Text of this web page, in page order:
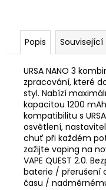
Popis Související
URSA NANO 3
zpracování, které
styl. Nabízí
kapacitou 1200
kompatibilitu s
osvětlení,
chuť při každém
zažijte vaping na
VAPE QUEST 2.0.
baterie / přerušení
času /